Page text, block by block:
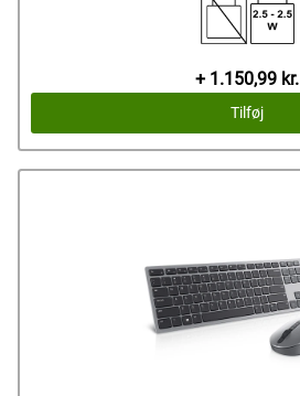
Dells
pris
+ 1.150,99 kr.
Tilføj